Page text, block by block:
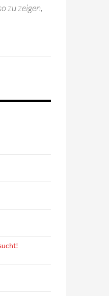
zu zeigen,